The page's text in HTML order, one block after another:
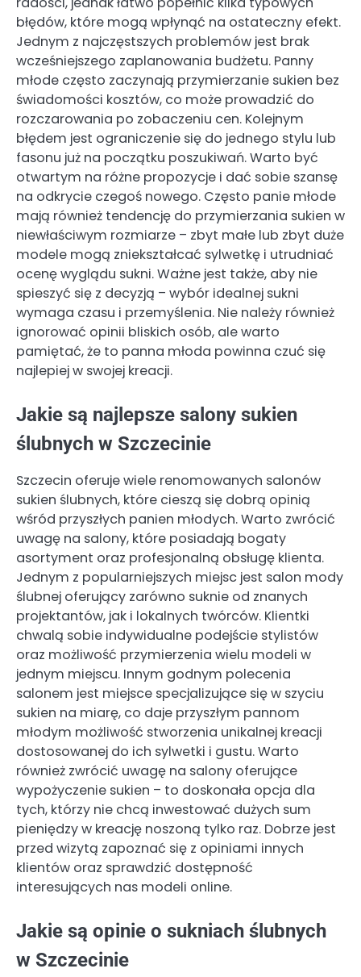
błędów, które mogą wpłynąć na ostateczny efekt.
Jednym z najczęstszych problemów jest brak
wcześniejszego zaplanowania budżetu. Panny
młode często zaczynają przymierzanie sukien bez
świadomości kosztów, co może prowadzić do
rozczarowania po zobaczeniu cen. Kolejnym
błędem jest ograniczenie się do jednego stylu lub
fasonu już na początku poszukiwań. Warto być
otwartym na różne propozycje i dać sobie szansę
na odkrycie czegoś nowego. Często panie młode
mają również tendencję do przymierzania sukien w
niewłaściwym rozmiarze – zbyt małe lub zbyt duże
modele mogą zniekształcać sylwetkę i utrudniać
ocenę wyglądu sukni. Ważne jest także, aby nie
spieszyć się z decyzją – wybór idealnej sukni
wymaga czasu i przemyślenia. Nie należy również
ignorować opinii bliskich osób, ale warto
pamiętać, że to panna młoda powinna czuć się
najlepiej w swojej kreacji.
Jakie są najlepsze salony sukien
ślubnych w Szczecinie
Szczecin oferuje wiele renomowanych salonów
sukien ślubnych, które cieszą się dobrą opinią
wśród przyszłych panien młodych. Warto zwrócić
uwagę na salony, które posiadają bogaty
asortyment oraz profesjonalną obsługę klienta.
Jednym z popularniejszych miejsc jest salon mody
ślubnej oferujący zarówno suknie od znanych
projektantów, jak i lokalnych twórców. Klientki
chwalą sobie indywidualne podejście stylistów
oraz możliwość przymierzenia wielu modeli w
jednym miejscu. Innym godnym polecenia
salonem jest miejsce specjalizujące się w szyciu
sukien na miarę, co daje przyszłym pannom
młodym możliwość stworzenia unikalnej kreacji
dostosowanej do ich sylwetki i gustu. Warto
również zwrócić uwagę na salony oferujące
wypożyczenie sukien – to doskonała opcja dla
tych, którzy nie chcą inwestować dużych sum
pieniędzy w kreację noszoną tylko raz. Dobrze jest
przed wizytą zapoznać się z opiniami innych
klientów oraz sprawdzić dostępność
interesujących nas modeli online.
Jakie są opinie o sukniach ślubnych
w Szczecinie